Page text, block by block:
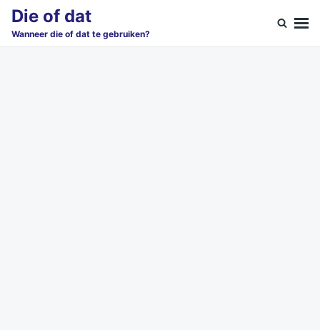
SkipSearch
for:
Die of dat
Wanneer die of dat te gebruiken?